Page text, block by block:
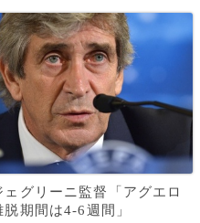
ェグリーニ監督「アグエロ
脱期間は4-6週間」